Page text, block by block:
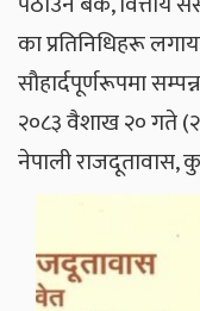
का प्रतिनिधिहरू
सौहार्दपूर्णरूपमा
२०८३ वैशाख २० गते
नेपाली राजदूतावास,